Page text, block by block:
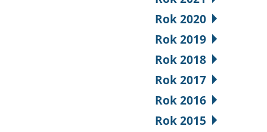
Rok 2020
Rok 2019
Rok 2018
Rok 2017
Rok 2016
Rok 2015